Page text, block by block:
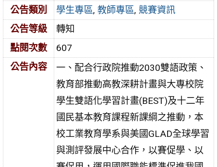
公告類別
學生專區,教師專區, 競賽資訊
公告等級
轉知
點閱次數
607
公告內容
一、配合行政院推動2030雙語政策、
教育部推動高教深耕計畫與大專校院
學生雙語化學習計畫(BEST)及十二年
國民基本教育課程新課綱之推動，本
校工業教育學系與美國GLAD全球學習
與測評發展中心合作，以賽促學、以